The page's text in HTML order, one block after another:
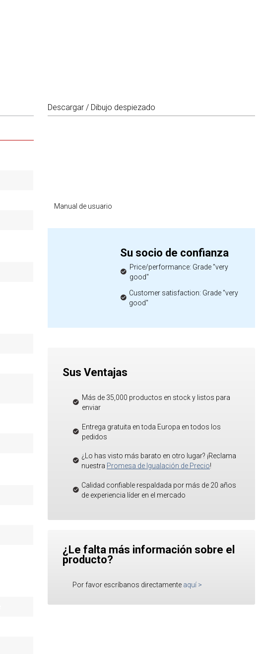
Descargar / Dibujo despiezado
Manual de usuario
Su socio de confianza
Price/performance: Grade "very
good"
Customer satisfaction: Grade "very
good"
Sus Ventajas
Más de 35,000 productos en stock y listos para
enviar
Entrega gratuita en toda Europa en todos los
pedidos
¿Lo has visto más barato en otro lugar? ¡Reclama
nuestra Promesa de Igualación de Precio!
Calidad confiable respaldada por más de 20 años
de experiencia líder en el mercado
¿Le falta más información sobre el
producto?
Por favor escríbanos directamente aquí >